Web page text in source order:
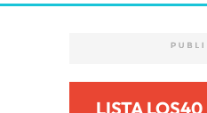
LISTA LOS40